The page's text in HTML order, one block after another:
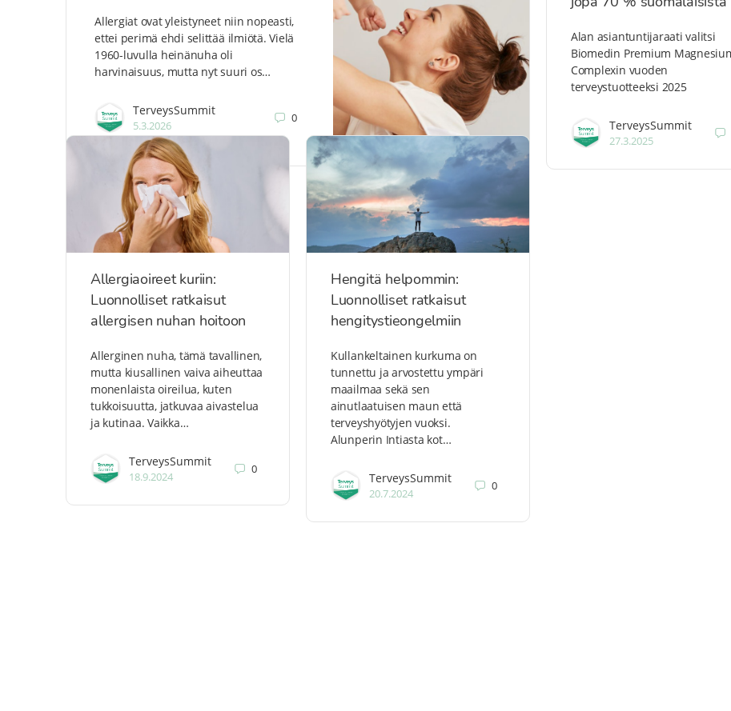
Allergiat ovat yleistyneet niin nopeasti,
ettei perimä ehdi selittää ilmiötä. Vielä
1960-luvulla heinänuha oli
harvinaisuus, mutta nyt suuri os…
TerveysSummit
5.3.2026
0
Alan asiantuntijaraati valitsi
Biomedin Premium
Complexin vuoden
terveystuotteeksi 2025
TerveysSummit
27.3.2025
Allergiaoireet kuriin:
Luonnolliset ratkaisut
allergisen nuhan hoitoon
Allerginen nuha, tämä tavallinen,
mutta kiusallinen vaiva aiheuttaa
monenlaista oireilua, kuten
tukkoisuutta, jatkuvaa aivastelua
ja kutinaa. Vaikka…
TerveysSummit
18.9.2024
0
Hengitä helpommin:
Luonnolliset ratkaisut
hengitystieongelmiin
Kullankeltainen kurkuma on
tunnettu ja arvostettu ympäri
maailmaa sekä sen
ainutlaatuisen maun että
terveyshyötyjen vuoksi.
Alunperin Intiasta kot…
TerveysSummit
20.7.2024
0